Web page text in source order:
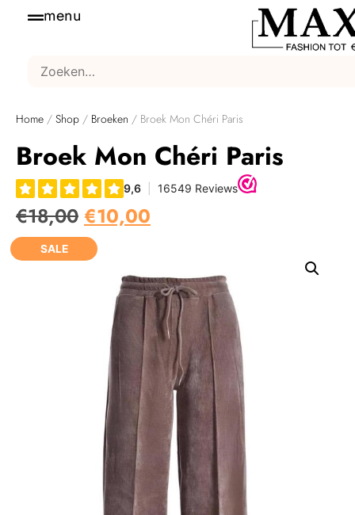
menu
Home / Shop / Broeken / Broek Mon Chéri Paris
Broek Mon Chéri Paris
€18,00 €10,00
SALE